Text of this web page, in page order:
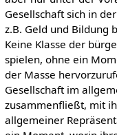
Gesellschaft sich in
z.B. Geld und Bildung
Keine Klasse der
spielen, ohne ein
der Masse
Gesellschaft im
zusammenfließt, mit
allgemeiner